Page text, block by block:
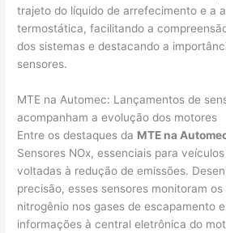
trajeto do líquido de arrefecimento e a
termostática, facilitando a
dos sistemas e destacando a
sensores.
MTE na Automec: Lançamentos de
acompanham a evolução dos motores
Entre os destaques da MTE na
Sensores NOx, essenciais para
voltadas à redução de emissões.
precisão, esses sensores monitoram
nitrogênio nos gases de escapamento
informações à central eletrônica do